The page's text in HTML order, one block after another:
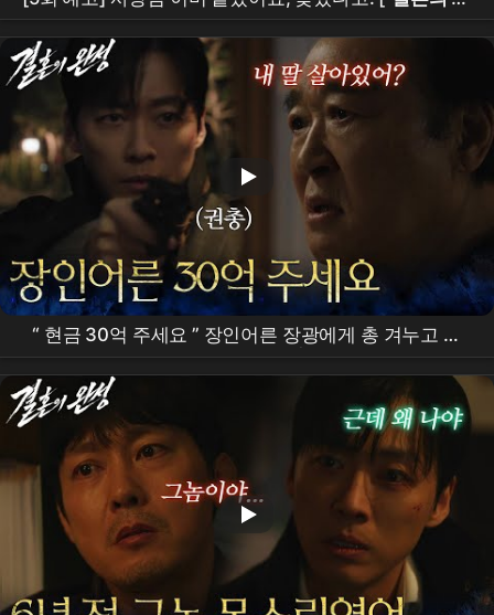
성 ] | KBS 방송
“ 현금 30억 주세요 ” 장인어른 장광에게 총 겨누고 돈
달라는 남궁민 [ 결혼의 완성 ] | KBS 260712 방송